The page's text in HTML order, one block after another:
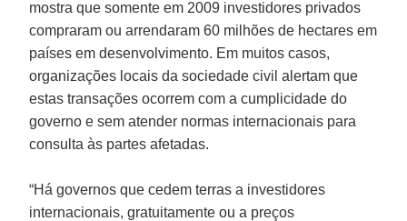
mostra que somente em 2009 investidores privados
compraram ou arrendaram 60 milhões de hectares em
países em desenvolvimento. Em muitos casos,
organizações locais da sociedade civil alertam que
estas transações ocorrem com a cumplicidade do
governo e sem atender normas internacionais para
consulta às partes afetadas.
“Há governos que cedem terras a investidores
internacionais, gratuitamente ou a preços